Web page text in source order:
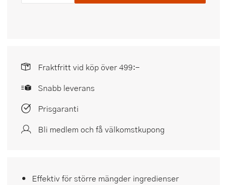
Fraktfritt vid köp över 499:-
Snabb leverans
Prisgaranti
Bli medlem och få välkomstkupong
Effektiv för större mängder ingredienser